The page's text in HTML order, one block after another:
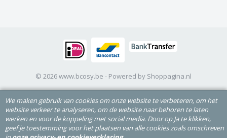
© 2026 www.bcosy.be - Powered by Shoppagina.nl
We maken gebruik van cookies om onze website te verbeteren, om het
website verkeer te analyseren, om de website naar behoren te laten
werken en voor de koppeling met social media. Door op Ja te klikken,
geef je toestemming voor het plaatsen van alle cookies zoals omschreven